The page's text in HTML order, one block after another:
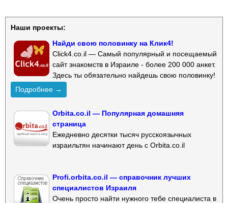
Наши проекты:
Найди свою половинку на Клик4!
Click4.co.il — Самый популярный и посещаемый
сайт знакомств в Израиле - более 200 000 анкет.
Здесь ты обязательно найдешь свою половинку!
Подробнее →
Orbita.co.il — Популярная домашняя
страница
Ежедневно десятки тысяч русскоязычных
израильтян начинают день с Orbita.co.il
Profi.orbita.co.il — справочник лучших
специалистов Израиля
Очень просто найти нужного тебе специалиста в